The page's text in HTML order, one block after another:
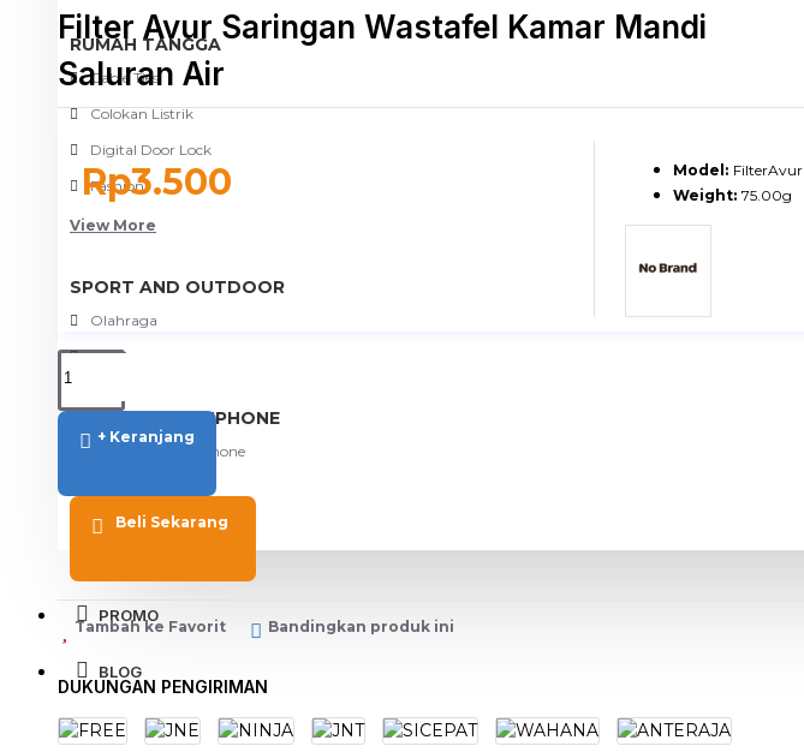
RUMAH TANGGA
Cable Ties
Colokan Listrik
Digital Door Lock
Fashion
View More
SPORT AND OUTDOOR
Olahraga
Outdoor
TABLET SMARTPHONE
Aksesoris Smartphone
PROMO
BLOG
Filter Avur Saringan Wastafel Kamar Mandi
Saluran Air
Rp3.500 Model: FilterAvur
Weight: 75.00g
+ Keranjang
Beli Sekarang
Tambah ke Favorit Bandingkan produk ini
DUKUNGAN PENGIRIMAN